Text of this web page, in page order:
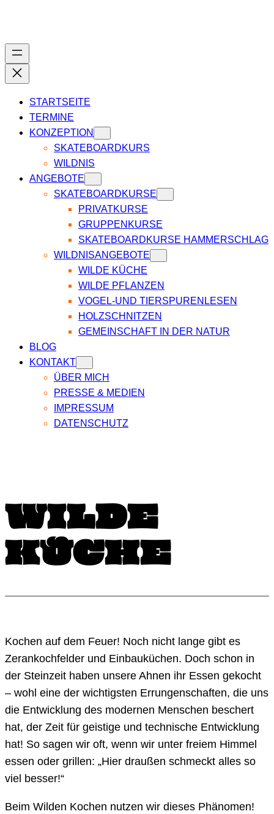
springen
STARTSEITE
TERMINE
KONZEPTION
SKATEBOARDKURS
WILDNIS
ANGEBOTE
SKATEBOARDKURSE
PRIVATKURSE
GRUPPENKURSE
SKATEBOARDKURSE HAMMERSCHLAG
WILDNISANGEBOTE
WILDE KÜCHE
WILDE PFLANZEN
VOGEL-UND TIERSPURENLESEN
HOLZSCHNITZEN
GEMEINSCHAFT IN DER NATUR
BLOG
KONTAKT
ÜBER MICH
PRESSE & MEDIEN
IMPRESSUM
DATENSCHUTZ
WILDE
KÜCHE
Kochen auf dem Feuer! Noch nicht lange gibt es
Zerankochfelder und Einbauküchen. Doch schon in
der Steinzeit haben unsere Ahnen ihr Essen gekocht
– wohl eine der wichtigsten Errungenschaften, die uns
die Entwicklung des modernen Menschen beschert
hat, der Zeit für geistige und technische Entwicklung
hat! So sagen wir oft, wenn wir unter freiem Himmel
essen oder grillen: „Hier draußen schmeckt alles so
viel besser!“
Beim Wilden Kochen nutzen wir dieses Phänomen!